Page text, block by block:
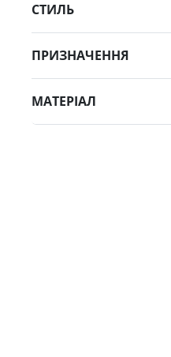
СТИЛЬ
ПРИЗНАЧЕННЯ
МАТЕРІАЛ